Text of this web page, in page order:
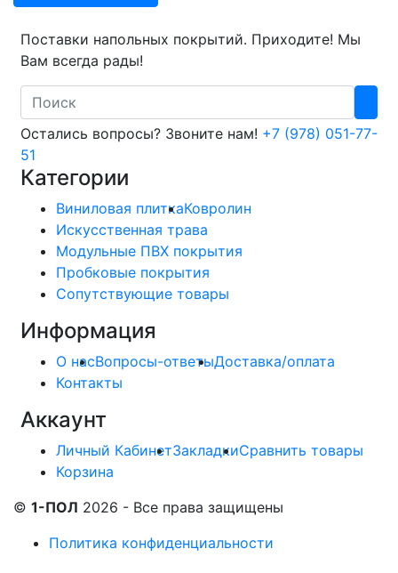
Поставки напольных покрытий. Приходите! Мы
Вам всегда рады!
Search
Остались вопросы? Звоните нам! +7 (978) 051-77-
51
Категории
Виниловая плиткаКовролин
Искусственная трава
Модульные ПВХ покрытия
Пробковые покрытия
Сопутствующие товары
Информация
О насВопросы-ответыДоставка/оплата
Контакты
Аккаунт
Личный КабинетЗакладкиСравнить товары
Корзина
© 1-ПОЛ 2026 - Все права защищены
Политика конфиденциальности